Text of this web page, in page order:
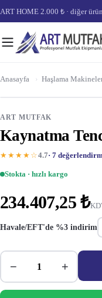
ART HOME 2.000 ₺ · diğer
Anasayfa › Haşlama
ART MUTFAK
Kaynatma
★★★★☆4.7· 7
Stokta · hızlı kargo
234.407,25 ₺
Havale/EFT'de %3 indirim
− +